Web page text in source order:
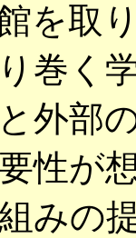
を取
巻く
外部
性が
みの